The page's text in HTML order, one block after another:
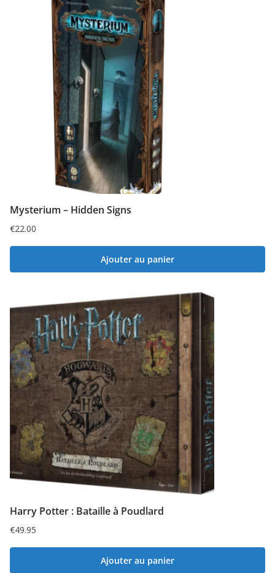
Mysterium – Hidden Signs
€22.00
Ajouter au panier
Harry Potter : Bataille à Poudlard
€49.95
Ajouter au panier